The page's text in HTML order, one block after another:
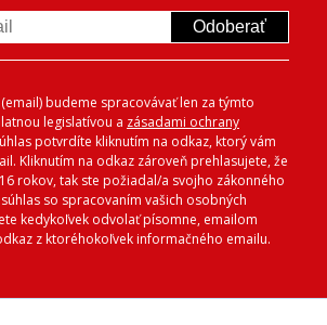
Odoberať
budeme spracovávať len za týmto
legislatívou a zásadami ochrany
potvrdíte kliknutím na odkaz, ktorý vám
Kliknutím na odkaz zároveň prehlasujete, že
rokov, tak ste požiadal/a svojho zákonného
so spracovaním vašich osobných
kedykoľvek odvolať písomne, emailom
z ktoréhokoľvek informačného emailu.